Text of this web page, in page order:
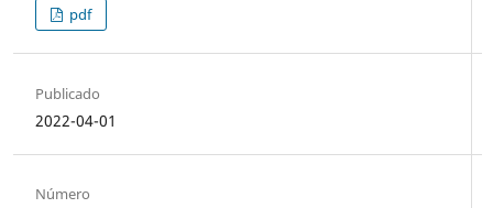
pdf
Publicado
2022-04-01
Número